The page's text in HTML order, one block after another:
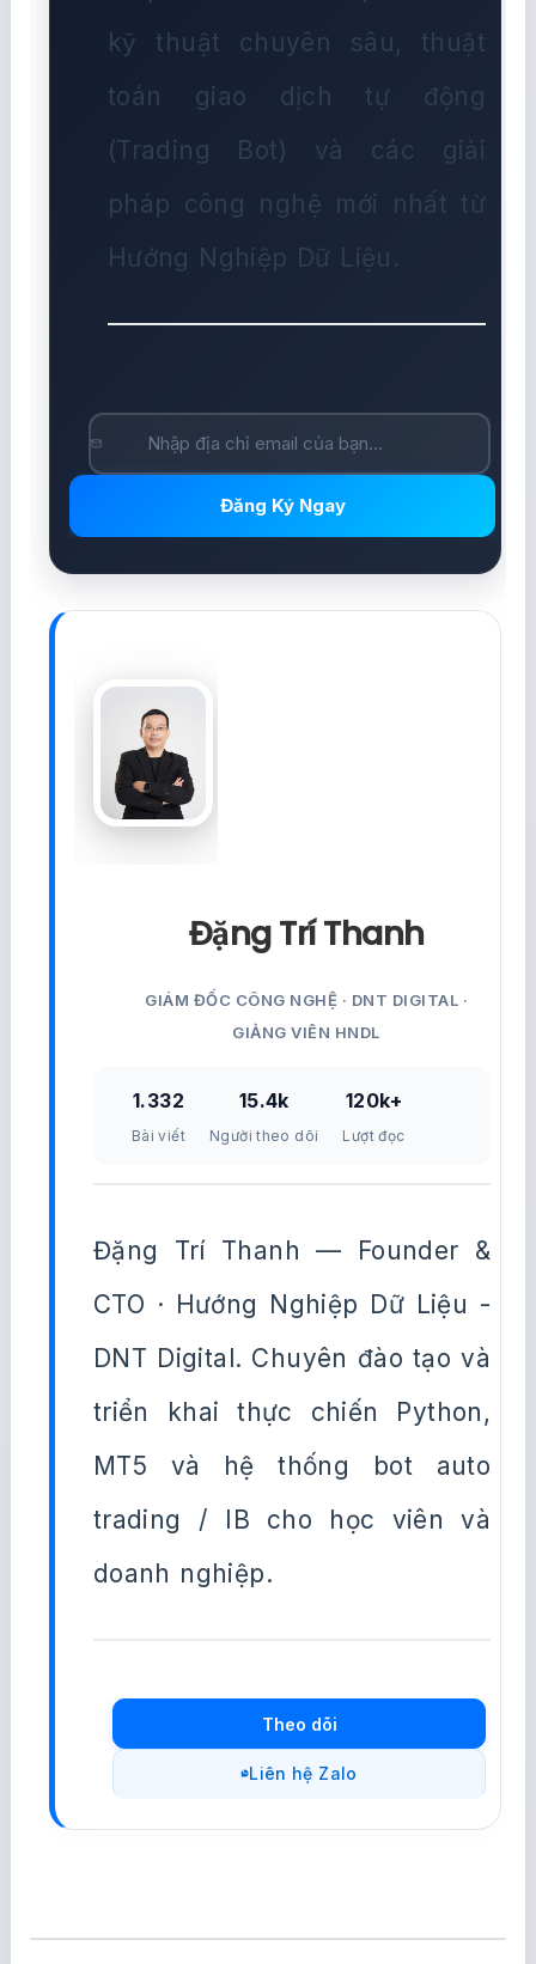
kỹ thuật chuyên sâu, thuật
toán giao dịch tự động
(Trading Bot) và các giải
pháp công nghệ mới nhất từ
Hướng Nghiệp Dữ Liệu.
Đăng Ký Ngay
Đặng Trí Thanh
GIÁM ĐỐC CÔNG NGHỆ · DNT DIGITAL ·
GIẢNG VIÊN HNDL
1.332
Bài viết
15.4k
Người theo dõi
120k+
Lượt đọc
Đặng Trí Thanh — Founder &
CTO · Hướng Nghiệp Dữ Liệu -
DNT Digital. Chuyên đào tạo và
triển khai thực chiến Python,
MT5 và hệ thống bot auto
trading / IB cho học viên và
doanh nghiệp.
Theo dõi
Liên hệ Zalo